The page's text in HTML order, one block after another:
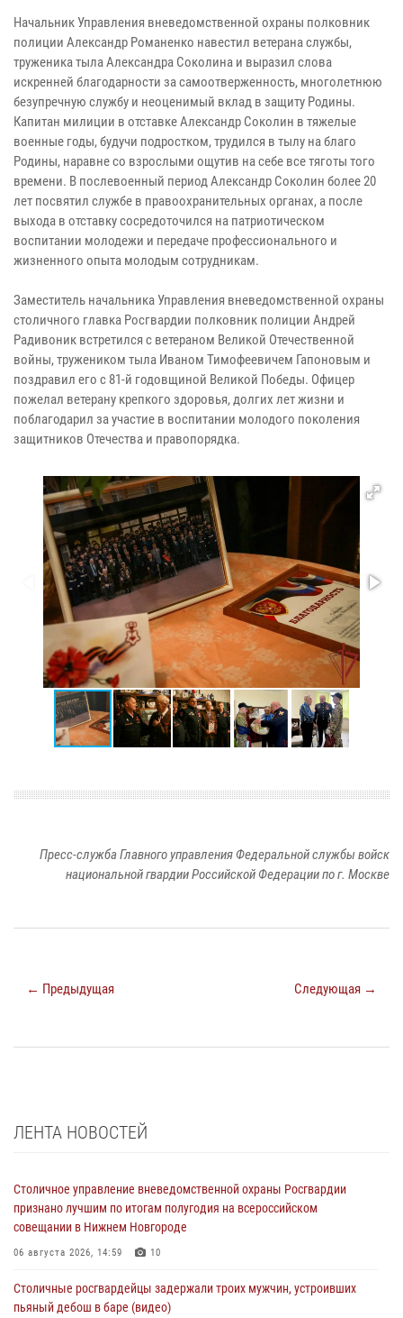
Начальник Управления вневедомственной охраны полковник
полиции Александр Романенко навестил ветерана службы,
труженика тыла Александра Соколина и выразил слова
искренней благодарности за самоотверженность, многолетнюю
безупречную службу и неоценимый вклад в защиту Родины.
Капитан милиции в отставке Александр Соколин в тяжелые
военные годы, будучи подростком, трудился в тылу на благо
Родины, наравне со взрослыми ощутив на себе все тяготы того
времени. В послевоенный период Александр Соколин более 20
лет посвятил службе в правоохранительных органах, а после
выхода в отставку сосредоточился на патриотическом
воспитании молодежи и передаче профессионального и
жизненного опыта молодым сотрудникам.
Заместитель начальника Управления вневедомственной охраны
столичного главка Росгвардии полковник полиции Андрей
Радивоник встретился с ветераном Великой Отечественной
войны, тружеником тыла Иваном Тимофеевичем Гапоновым и
поздравил его с 81-й годовщиной Великой Победы. Офицер
пожелал ветерану крепкого здоровья, долгих лет жизни и
поблагодарил за участие в воспитании молодого поколения
защитников Отечества и правопорядка.
Пресс-служба Главного управления Федеральной службы войск
национальной гвардии Российской Федерации по г. Москве
← Предыдущая Следующая →
ЛЕНТА НОВОСТЕЙ
Столичное управление вневедомственной охраны Росгвардии
признано лучшим по итогам полугодия на всероссийском
совещании в Нижнем Новгороде
06 августа 2026, 14:59 10
Столичные росгвардейцы задержали троих мужчин, устроивших
пьяный дебош в баре (видео)